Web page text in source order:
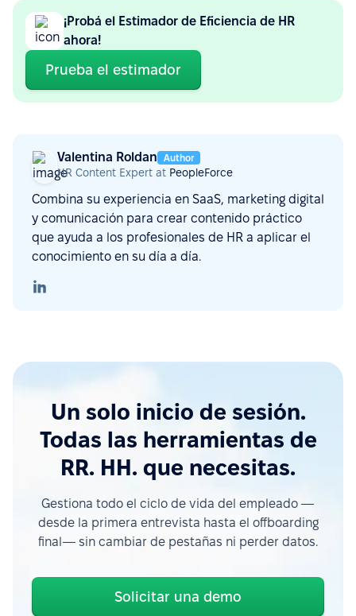
¡Probá el Estimador de Eficiencia de HR
ahora!
Prueba el estimador
Valentina Roldan Author
HR Content Expert at PeopleForce
Combina su experiencia en SaaS, marketing digital
y comunicación para crear contenido práctico
que ayuda a los profesionales de HR a aplicar el
conocimiento en su día a día.
Un solo inicio de sesión.
Todas las herramientas de
RR. HH. que necesitas.
Gestiona todo el ciclo de vida del empleado —
desde la primera entrevista hasta el offboarding
final— sin cambiar de pestañas ni perder datos.
Solicitar una demo